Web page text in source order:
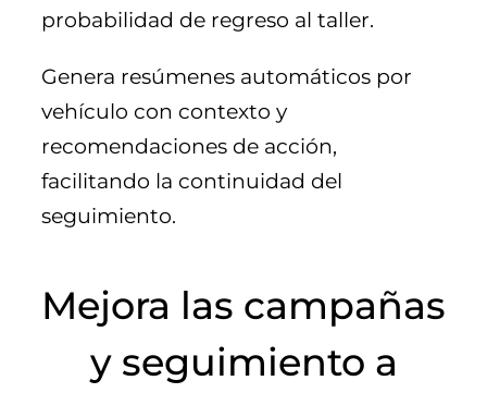
probabilidad de regreso al taller.
Genera resúmenes automáticos por
vehículo con contexto y
recomendaciones de acción,
facilitando la continuidad del
seguimiento.
Mejora las campañas
y seguimiento a